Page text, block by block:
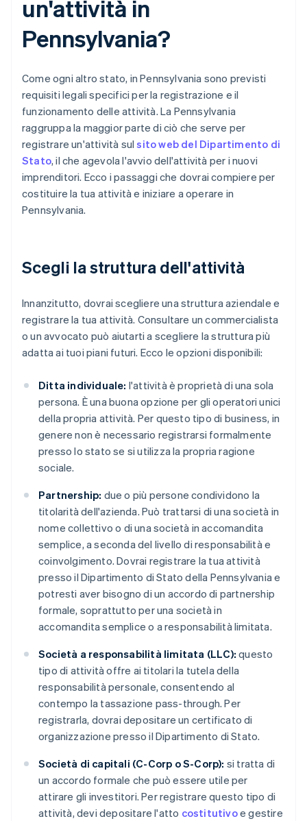
un'attività in
Pennsylvania?
Come ogni altro stato, in Pennsylvania sono previsti
requisiti legali specifici per la registrazione e il
funzionamento delle attività. La Pennsylvania
raggruppa la maggior parte di ciò che serve per
registrare un'attività sulsito web del Dipartimento di
Stato, il che agevola l'avvio dell'attività per i nuovi
imprenditori. Ecco i passaggi che dovrai compiere per
costituire la tua attività e iniziare a operare in
Pennsylvania.
Scegli la struttura dell'attività
Innanzitutto, dovrai scegliere una struttura aziendale e
registrare la tua attività. Consultare un commercialista
o un avvocato può aiutarti a scegliere la struttura più
adatta ai tuoi piani futuri. Ecco le opzioni disponibili:
Ditta individuale: l'attività è proprietà di una sola
persona. È una buona opzione per gli operatori unici
della propria attività. Per questo tipo di business, in
genere non è necessario registrarsi formalmente
presso lo stato se si utilizza la propria ragione
sociale.
Partnership: due o più persone condividono la
titolarità dell'azienda. Può trattarsi di una società in
nome collettivo o di una società in accomandita
semplice, a seconda del livello di responsabilità e
coinvolgimento. Dovrai registrare la tua attività
presso il Dipartimento di Stato della Pennsylvania e
potresti aver bisogno di un accordo di partnership
formale, soprattutto per una società in
accomandita semplice o a responsabilità limitata.
Società a responsabilità limitata (LLC): questo
tipo di attività offre ai titolari la tutela della
responsabilità personale, consentendo al
contempo la tassazione pass-through. Per
registrarla, dovrai depositare un certificato di
organizzazione presso il Dipartimento di Stato.
Società di capitali (C-Corp o S-Corp): si tratta di
un accordo formale che può essere utile per
attirare gli investitori. Per registrare questo tipo di
attività, devi depositare l'atto costitutivoe gestire